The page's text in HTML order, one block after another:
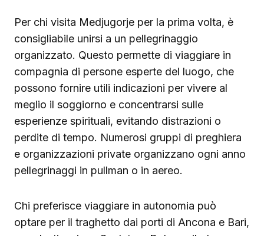
Per chi visita Medjugorje per la prima volta, è
consigliabile unirsi a un pellegrinaggio
organizzato. Questo permette di viaggiare in
compagnia di persone esperte del luogo, che
possono fornire utili indicazioni per vivere al
meglio il soggiorno e concentrarsi sulle
esperienze spirituali, evitando distrazioni o
perdite di tempo. Numerosi gruppi di preghiera
e organizzazioni private organizzano ogni anno
pellegrinaggi in pullman o in aereo.
Chi preferisce viaggiare in autonomia può
optare per il traghetto dai porti di Ancona e Bari,